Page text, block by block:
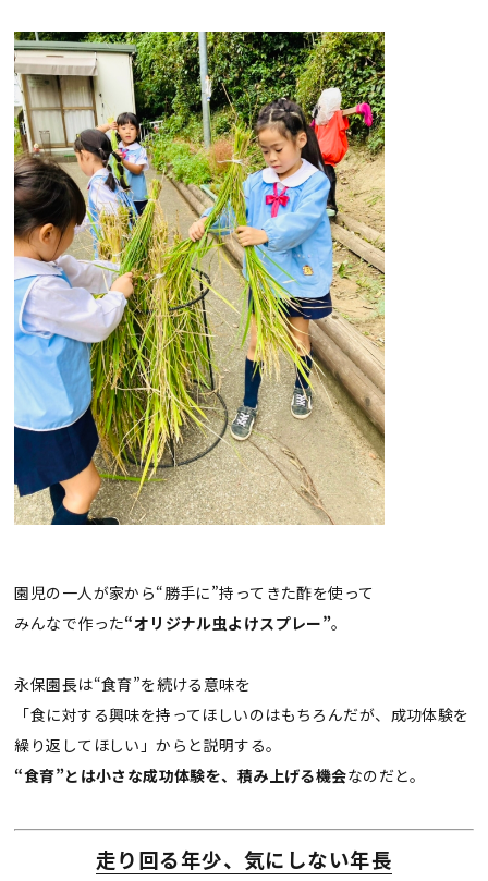
園児の一人が家から“勝手に”持ってきた酢を使って
みんなで作った“オリジナル虫よけスプレー”。
永保園長は“食育”を続ける意味を
「食に対する興味を持ってほしいのはもちろんだが、成功体験を
繰り返してほしい」からと説明する。
“食育”とは小さな成功体験を、積み上げる機会なのだと。
走り回る年少、気にしない年長